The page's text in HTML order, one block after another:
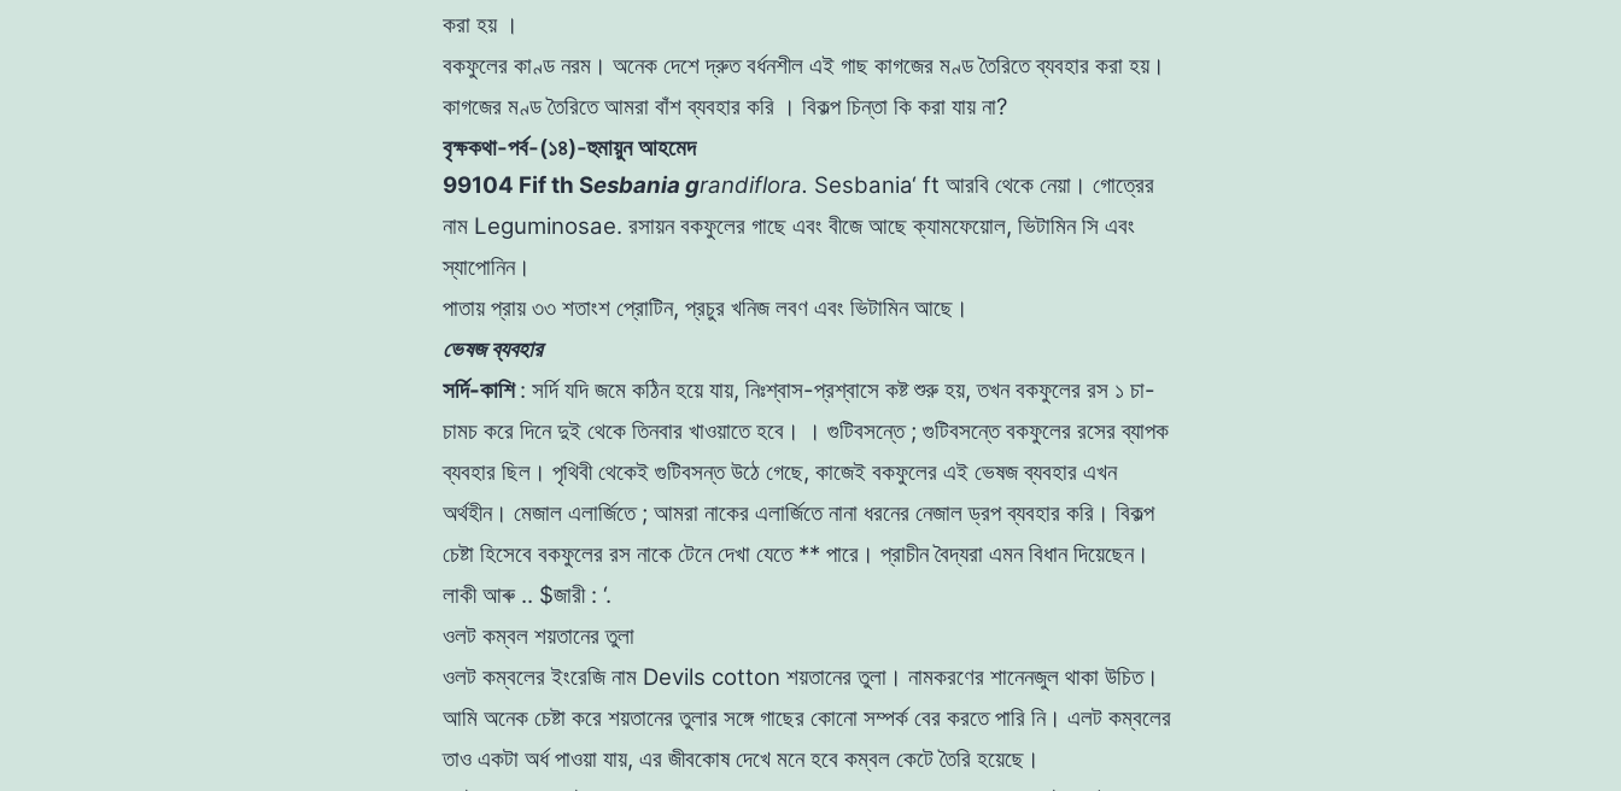
করা হয় ।
বকফুলের কাণ্ডনরম । অনেক দেশেদ্রুতবর্ধনশীল এই গাছ কাগজের মণ্ডতৈরিতে ব্যবহার করা হয়।
কাগজের মণ্ডতৈরিতেআমরা বাঁশব্যবহার করি । বিকল্প চিন্তা কি করা যায় না?
বৃক্ষকথা-পর্ব-(১৪)-হুমায়ুন আহমেদ
99104 Fif th Sesbania grandiflora. Sesbania‘ ft আরবি থেকে নেয়া । গােত্রের
নাম Leguminosae. রসায়নবকফুলের গাছে এবং বীজে আছে ক্যামফেয়ােল, ভিটামিন সি এবং
স্যাপােনিন।
পাতায় প্রায় ৩৩ শতাংশ প্রােটিন, প্রচুর খনিজলবণ এবং ভিটামিনআছে ।
ভেষজ ব্যবহার
সর্দি-কাশি: সর্দিযদিজমে কঠিনহয়েযায়, নিঃশ্বাস-প্রশ্বাসে কষ্ট শুরু হয়, তখন বকফুলের রস ১ চা-
চামচ করে দিনে দুই থেকে তিনবার খাওয়াতেহবে । । গুটিবসন্তে; গুটিবসন্তে বকফুলের রসেরব্যাপক
ব্যবহার ছিল। পৃথিবীথেকেই গুটিবসন্তউঠে গেছে, কাজেই বকফুলের এই ভেষজব্যবহার এখন
অর্থহীন। মেজাল এলার্জিতে; আমরা নাকের এলার্জিতে নানা ধরনের নেজাল ড্রপব্যবহার করি । বিকল্প
চেষ্টা হিসেবে বকফুলের রস নাকে টেনে দেখা যেতে** পারে । প্রাচীনবৈদ্যরা এমনবিধানদিয়েছেন।
লাকীআৰু .. $জারী : ‘.
ওলট কম্বল শয়তানের তুলা
ওলট কম্বলের ইংরেজি নাম Devils cotton শয়তানের তুলা । নামকরণের শানেনজুল থাকা উচিত।
আমি অনেক চেষ্টা করে শয়তানের তুলার সঙ্গে গাছের কোনো সম্পর্ক বের করতে পারি নি। এলট কম্বলের
তাও একটা অর্ধপাওয়া যায়, এর জীবকোষ দেখে মনেহবে কম্বল কেটে তৈরি হয়েছে।